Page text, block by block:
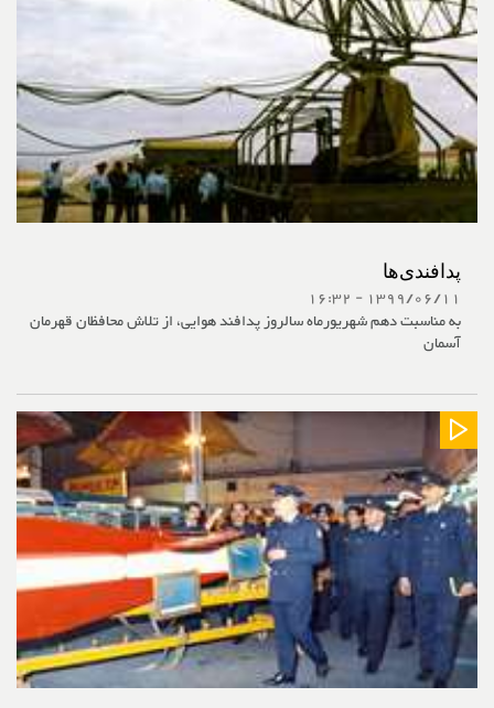
پدافندی‌ها
1399/06/11 - 16:32
به مناسبت دهم شهریورماه سالروز پدافند هوایی، از تلاش محافظان قهرمان
آسمان